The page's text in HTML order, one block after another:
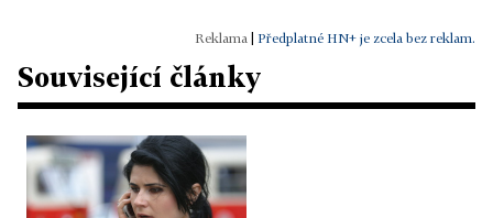
Předplatné HN+ je zcela bez reklam.
Související články